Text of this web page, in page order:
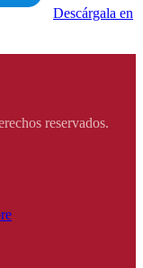
Descárgala en
reservados.